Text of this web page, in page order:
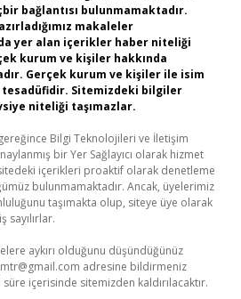
bağlantısı bulunmamaktadır.
makaleler
yer alan içerikler haber niteliği
kurum ve kişiler hakkında
Gerçek kurum ve kişiler ile isim
Sitemizdeki bilgiler
niteliği taşımazlar.
gereğince Bilgi Teknolojileri ve İletişim
bir Yer Sağlayıcı olarak hizmet
içerikleri proaktif olarak denetleme
bulunmamaktadır. Ancak, üyelerimiz
taşımakta olup, siteye üye olarak
sayılırlar.
aykırı olduğunu düşündüğünüz
adresine bildirmeniz
içerisinde sitemizden kaldırılacaktır.